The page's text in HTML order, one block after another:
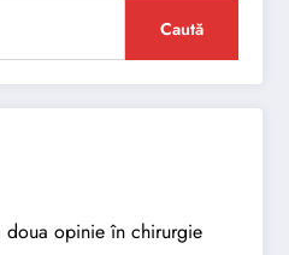
Caută
doua opinie în chirurgie